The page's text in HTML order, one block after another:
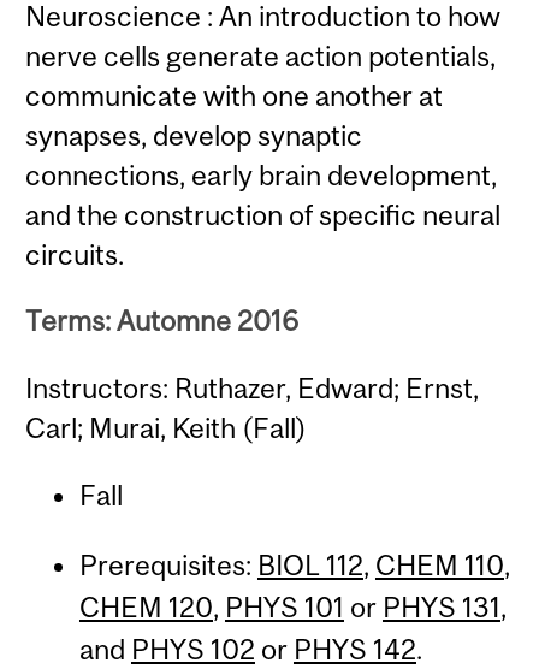
Neuroscience : An introduction to how
nerve cells generate action potentials,
communicate with one another at
synapses, develop synaptic
connections, early brain development,
and the construction of specific neural
circuits.
Terms: Automne 2016
Instructors: Ruthazer, Edward; Ernst,
Carl; Murai, Keith (Fall)
Fall
Prerequisites: BIOL 112, CHEM 110,
CHEM 120, PHYS 101 or PHYS 131,
and PHYS 102 or PHYS 142.